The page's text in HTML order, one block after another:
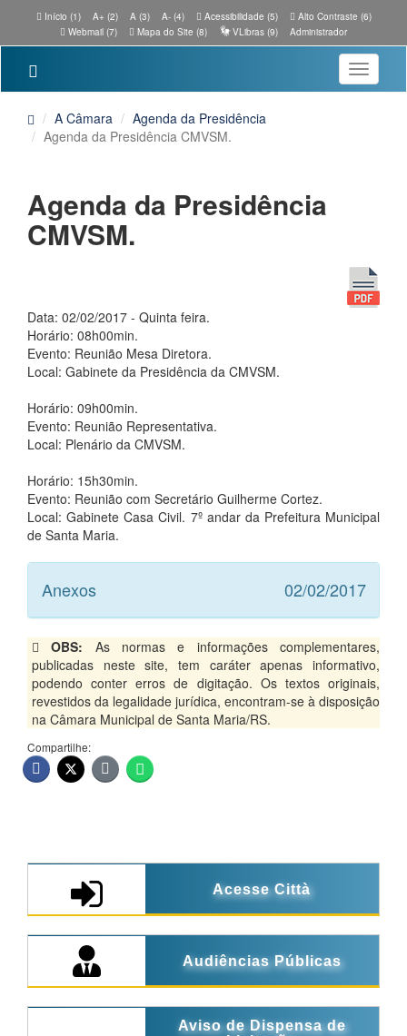
Início (1) A+ (2) A (3) A- (4) Acessibilidade (5)
Alto Contraste (6)
Webmail (7)
Mapa do Site (8) VLibras (9) Administrador
Toggle
A Câmara
Agenda da Presidência
Agenda da Presidência CMVSM.
Agenda da Presidência
CMVSM.
Data: 02/02/2017 - Quinta feira.
Horário: 08h00min.
Evento: Reunião Mesa Diretora.
Local: Gabinete da Presidência da CMVSM.
Horário: 09h00min.
Evento: Reunião Representativa.
Local: Plenário da CMVSM.
Horário: 15h30min.
Evento: Reunião com Secretário Guilherme Cortez.
Local: Gabinete Casa Civil. 7º andar da Prefeitura Municipal
de Santa Maria.
Anexos 02/02/2017
OBS: As normas e informações complementares,
publicadas neste site, tem caráter apenas informativo,
podendo conter erros de digitação. Os textos originais,
revestidos da legalidade jurídica, encontram-se à disposição
na Câmara Municipal de Santa Maria/RS.
Compartilhe:
Acesse Città
Audiências Públicas
Aviso de Dispensa de